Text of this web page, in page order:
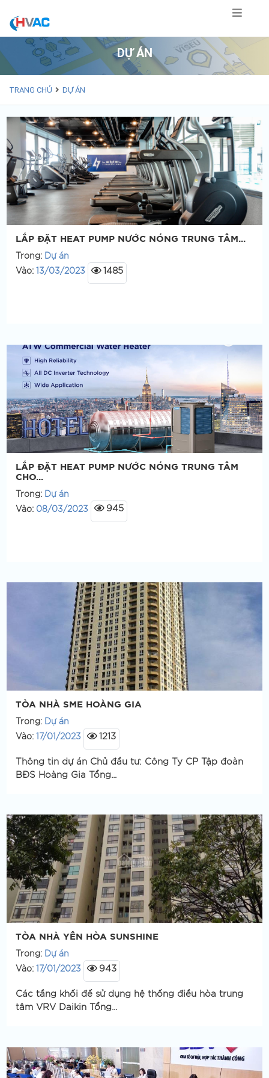
DỰ ÁN
TRANG CHỦ DỰ ÁN
LẮP ĐẶT HEAT PUMP NƯỚC NÓNG TRUNG TÂM...
Trong: Dự án
Vào:13/03/2023 1485
LẮP ĐẶT HEAT PUMP NƯỚC NÓNG TRUNG TÂM
CHO...
Trong: Dự án
Vào: 08/03/2023 945
TÒA NHÀ SME HOÀNG GIA
Trong: Dự án
Vào:17/01/2023 1213
Thông tin dự án Chủ đầu tư: Công Ty CP Tập đoàn
BĐS Hoàng Gia Tổng...
TÒA NHÀ YÊN HÒA SUNSHINE
Trong: Dự án
Vào:17/01/2023 943
Các tầng khối đế sử dụng hệ thống điều hòa trung
tâm VRV Daikin Tổng...